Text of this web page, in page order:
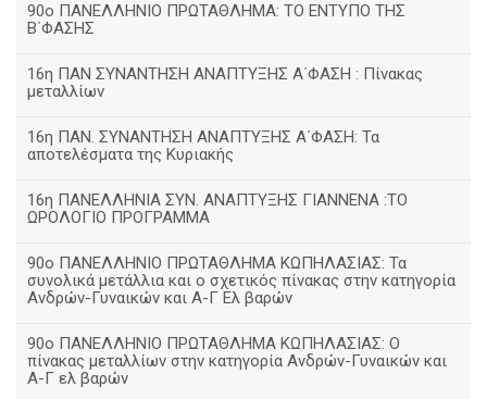
90ο ΠΑΝΕΛΛΗΝΙΟ ΠΡΩΤΑΘΛΗΜΑ: ΤΟ ΕΝΤΥΠΟ ΤΗΣ
Β΄ΦΑΣΗΣ
16η ΠΑΝ ΣΥΝΑΝΤΗΣΗ ΑΝΑΠΤΥΞΗΣ Α΄ΦΑΣΗ : Πίνακας
μεταλλίων
16η ΠΑΝ. ΣΥΝΑΝΤΗΣΗ ΑΝΑΠΤΥΞΗΣ Α΄ΦΑΣΗ: Τα
αποτελέσματα της Κυριακής
16η ΠΑΝΕΛΛΗΝΙΑ ΣΥΝ. ΑΝΑΠΤΥΞΗΣ ΓΙΑΝΝΕΝΑ :ΤΟ
ΩΡΟΛΟΓΙΟ ΠΡΟΓΡΑΜΜΑ
90ο ΠΑΝΕΛΛΗΝΙΟ ΠΡΩΤΑΘΛΗΜΑ ΚΩΠΗΛΑΣΙΑΣ: Τα
συνολικά μετάλλια και ο σχετικός πίνακας στην κατηγορία
Ανδρών-Γυναικών και Α-Γ Ελ βαρών
90ο ΠΑΝΕΛΛΗΝΙΟ ΠΡΩΤΑΘΛΗΜΑ ΚΩΠΗΛΑΣΙΑΣ: Ο
πίνακας μεταλλίων στην κατηγορία Ανδρών-Γυναικών και
Α-Γ ελ βαρών